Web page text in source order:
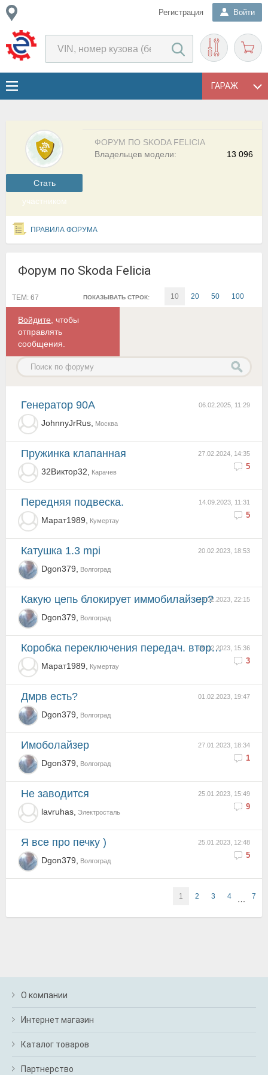
Регистрация Войти
ГАРАЖ
Cтать
участником
ФОРУМ ПО SKODA FELICIA
13 096
Владельцев модели:
ПРАВИЛА ФОРУМА
Форум по Skoda Felicia
ПОКАЗЫВАТЬ СТРОК: 10 20 50 100
ТЕМ: 67
Войдите , чтобы
отправлять
сообщения.
06.02.2025, 11:29
Генератор 90А
JohnnyJrRus, Москва
27.02.2024, 14:35
5
Пружинка клапанная
32Виктор32, Карачев
14.09.2023, 11:31
5
Передняя подвеска.
Марат1989, Кумертау
20.02.2023, 18:53
Катушка 1.3 mpi
Dgon379, Волгоград
19.02.2023, 22:15
Какую цепь блокирует иммобилайзер?
Dgon379, Волгоград
09.02.2023, 15:36
3
Коробка переключения передач. вторая скорость.
Марат1989, Кумертау
01.02.2023, 19:47
Дмрв есть?
Dgon379, Волгоград
27.01.2023, 18:34
1
Имоболайзер
Dgon379, Волгоград
25.01.2023, 15:49
9
не заводится
lavruhas, Электросталь
25.01.2023, 12:48
5
Я все про печку )
Dgon379, Волгоград
1 2 3 4 … 7
О компании
Интернет магазин
Каталог товаров
Партнерство